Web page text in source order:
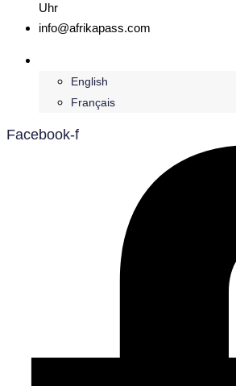
Uhr
info@afrikapass.com
English
Français
Facebook-f